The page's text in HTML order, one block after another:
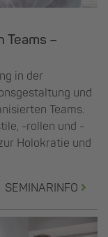
–
in der
und
Teams.
-rollen und -
Holokratie und
SEMINARINFO